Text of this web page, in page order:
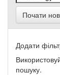
Почати
Додати
пошуку.